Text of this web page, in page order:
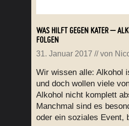
WAS HILFT GEGEN KATER –
FOLGEN
31. Januar 2017 // von
Wir wissen alle: Alkohol
und doch wollen viele
Alkohol nicht komplett
Manchmal sind es
oder ein soziales Event,